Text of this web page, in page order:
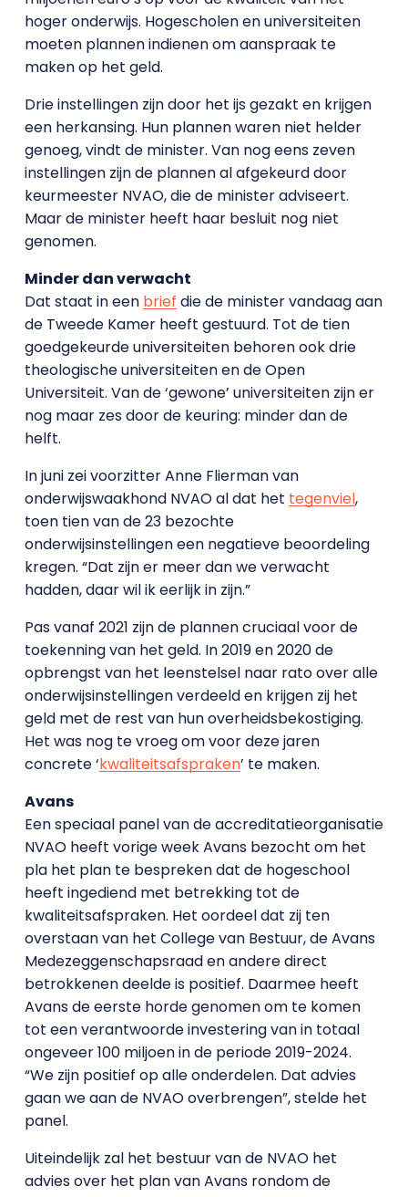
hoger onderwijs. Hogescholen en universiteiten
moeten plannen indienen om aanspraak te
maken op het geld.
Drie instellingen zijn door het ijs gezakt en krijgen
een herkansing. Hun plannen waren niet helder
genoeg, vindt de minister. Van nog eens zeven
instellingen zijn de plannen al afgekeurd door
keurmeester NVAO, die de minister adviseert.
Maar de minister heeft haar besluit nog niet
genomen.
Minder dan verwacht
Dat staat in een brief die de minister vandaag aan
de Tweede Kamer heeft gestuurd. Tot de tien
goedgekeurde universiteiten behoren ook drie
theologische universiteiten en de Open
Universiteit. Van de ‘gewone’ universiteiten zijn er
nog maar zes door de keuring: minder dan de
helft.
In juni zei voorzitter Anne Flierman van
onderwijswaakhond NVAO al dat het tegenviel,
toen tien van de 23 bezochte
onderwijsinstellingen een negatieve beoordeling
kregen. “Dat zijn er meer dan we verwacht
hadden, daar wil ik eerlijk in zijn.”
Pas vanaf 2021 zijn de plannen cruciaal voor de
toekenning van het geld. In 2019 en 2020 de
opbrengst van het leenstelsel naar rato over alle
onderwijsinstellingen verdeeld en krijgen zij het
geld met de rest van hun overheidsbekostiging.
Het was nog te vroeg om voor deze jaren
concrete ‘kwaliteitsafspraken’ te maken.
Avans
Een speciaal panel van de accreditatieorganisatie
NVAO heeft vorige week Avans bezocht om het
pla het plan te bespreken dat de hogeschool
heeft ingediend met betrekking tot de
kwaliteitsafspraken. Het oordeel dat zij ten
overstaan van het College van Bestuur, de Avans
Medezeggenschapsraad en andere direct
betrokkenen deelde is positief. Daarmee heeft
Avans de eerste horde genomen om te komen
tot een verantwoorde investering van in totaal
ongeveer 100 miljoen in de periode 2019-2024.
“We zijn positief op alle onderdelen. Dat advies
gaan we aan de NVAO overbrengen”, stelde het
panel.
Uiteindelijk zal het bestuur van de NVAO het
advies over het plan van Avans rondom de